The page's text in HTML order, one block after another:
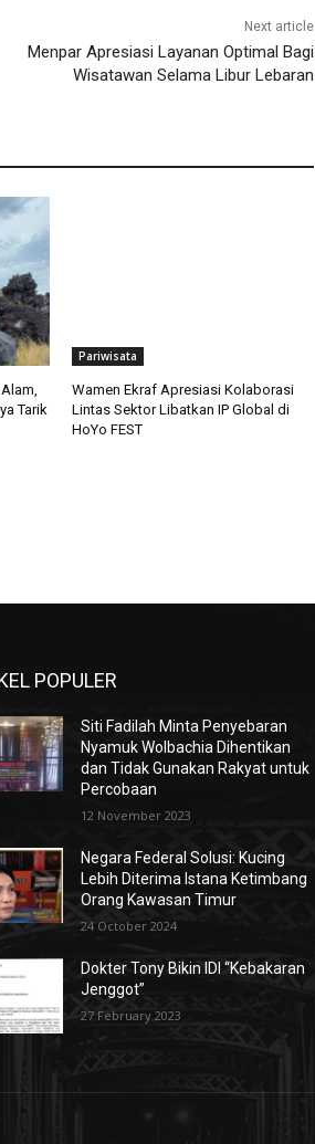
Next article
Menpar Apresiasi Layanan Optimal Bagi
Wisatawan Selama Libur Lebaran
Tarik
Pariwisata
Wamen Ekraf Apresiasi Kolaborasi
Lintas Sektor Libatkan IP Global di
HoYo FEST
POPULER
Siti Fadilah Minta Penyebaran
Nyamuk Wolbachia Dihentikan
dan Tidak Gunakan Rakyat untuk
Percobaan
12 November 2023
Negara Federal Solusi: Kucing
Lebih Diterima Istana Ketimbang
Orang Kawasan Timur
24 October 2024
Dokter Tony Bikin IDI “Kebakaran
Jenggot”
27 February 2023